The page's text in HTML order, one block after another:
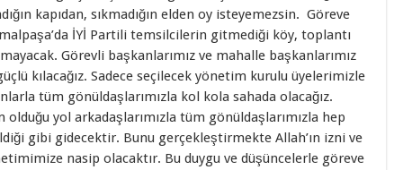
kapıdan, sıkmadığın elden oy isteyemezsin. Göreve
İYİ Partili temsilcilerin gitmediği köy, toplantı
Görevli başkanlarımız ve mahalle başkanlarımız
kılacağız. Sadece seçilecek yönetim kurulu üyelerimizle
tüm gönüldaşlarımızla kol kola sahada olacağız.
olduğu yol arkadaşlarımızla tüm gönüldaşlarımızla hep
gibi gidecektir. Bunu gerçekleştirmekte Allah’ın izni ve
nasip olacaktır. Bu duygu ve düşüncelerle göreve